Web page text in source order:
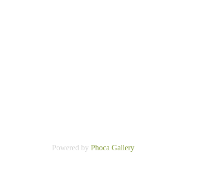
Powered by Phoca Gallery